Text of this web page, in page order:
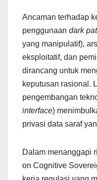
Ancaman terhadap
penggunaan dark
yang manipulatif),
eksploitatif, dan
dirancang untuk
keputusan rasional.
pengembangan
interface)
privasi data saraf
Dalam menanggapi
on Cognitive